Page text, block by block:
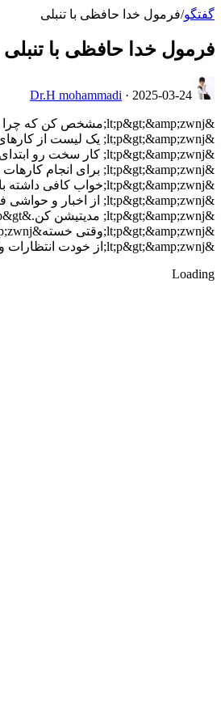
گفتگو/فرمول خدا حافظی با تنبلی
فرمول خدا حافظی با تنبلی
Dr.H mohammadi · 2025-03-24
&lt;p&gt;&amp;zwnj;مشخص کن که چرا میخوای تنبلی رو بذاری کنار.&lt;/p&gt;
&lt;p&gt;&amp;zwnj; یک لیست از کارهای روزانه&amp;zwnj;ات تهیه کن.&lt;/p&gt;
&lt;p&gt;&amp;zwnj; کار سخت رو ابتدای روز انجام بده.&lt;/p&gt;
&lt;p&gt;&amp;zwnj; برای انجام کارهات جایزه تعیین کن.&lt;/p&gt;
&lt;p&gt;&amp;zwnj;خواب کافی داشته باش.&lt;/p&gt;
&lt;p&gt;&amp;zwnj; از اخبار و حواشی فاصله بگیر.&amp;nbsp;&lt;/p&gt;
&lt;p&gt;&amp;zwnj; مدیتیشن کن.&lt;/p&gt;
&lt;p&gt;&amp;zwnj;وقتی خسته&amp;zwnj;ای کاری که حالت رو خوب می&amp;zwnj;کنه انجام بده.&lt;/p&gt;
&lt;p&gt;&amp;zwnj;از خودت انتظارات واقع&amp;zwnj;بینانه داشته باش.&lt;/p&gt;
Loading